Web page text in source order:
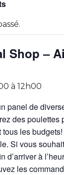
Shop –
à 12h00
panel de
des poulettes
les
Si vous
d’arriver à
les